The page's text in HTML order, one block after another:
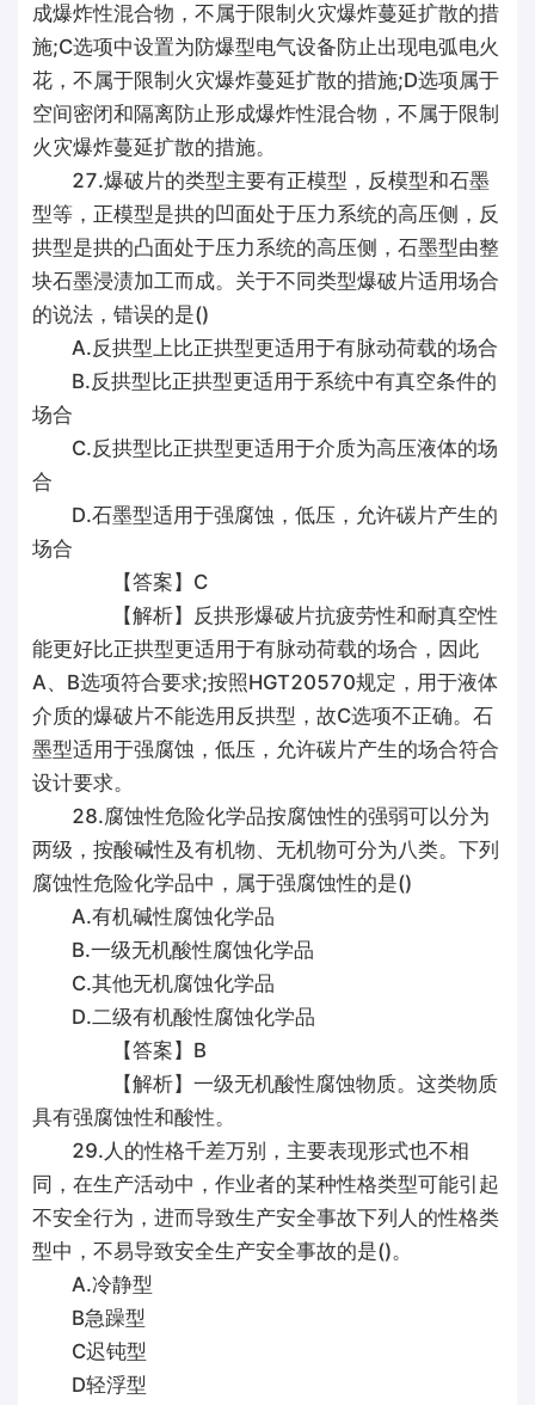
成爆炸性混合物，不属于限制火灾爆炸蔓延扩散的措
施;C选项中设置为防爆型电气设备防止出现电弧电火
花，不属于限制火灾爆炸蔓延扩散的措施;D选项属于
空间密闭和隔离防止形成爆炸性混合物，不属于限制
火灾爆炸蔓延扩散的措施。
27.爆破片的类型主要有正模型，反模型和石墨
型等，正模型是拱的凹面处于压力系统的高压侧，反
拱型是拱的凸面处于压力系统的高压侧，石墨型由整
块石墨浸渍加工而成。关于不同类型爆破片适用场合
的说法，错误的是()
A.反拱型上比正拱型更适用于有脉动荷载的场合
B.反拱型比正拱型更适用于系统中有真空条件的
场合
C.反拱型比正拱型更适用于介质为高压液体的场
合
D.石墨型适用于强腐蚀，低压，允许碳片产生的
场合
【答案】C
【解析】反拱形爆破片抗疲劳性和耐真空性
能更好比正拱型更适用于有脉动荷载的场合，因此
A、B选项符合要求;按照HGT20570规定，用于液体
介质的爆破片不能选用反拱型，故C选项不正确。石
墨型适用于强腐蚀，低压，允许碳片产生的场合符合
设计要求。
28.腐蚀性危险化学品按腐蚀性的强弱可以分为
两级，按酸碱性及有机物、无机物可分为八类。下列
腐蚀性危险化学品中，属于强腐蚀性的是()
A.有机碱性腐蚀化学品
B.一级无机酸性腐蚀化学品
C.其他无机腐蚀化学品
D.二级有机酸性腐蚀化学品
【答案】B
【解析】一级无机酸性腐蚀物质。这类物质
具有强腐蚀性和酸性。
29.人的性格千差万别，主要表现形式也不相
同，在生产活动中，作业者的某种性格类型可能引起
不安全行为，进而导致生产安全事故下列人的性格类
型中，不易导致安全生产安全事故的是()。
A.冷静型
B急躁型
C迟钝型
D轻浮型